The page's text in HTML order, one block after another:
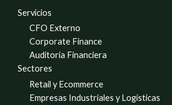
Servicios
CFO Externo
Corporate Finance
Auditoría Financiera
Sectores
Retail y Ecommerce
Empresas Industriales y Logísticas